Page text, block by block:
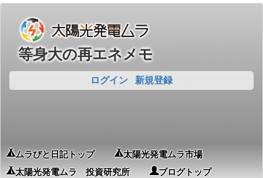
等身大の再エネメモ
ログイン 新規登録
ムラびと日記トップ
太陽光発電ムラ市場
太陽光発電ムラ 投資研究所
ブログトップ